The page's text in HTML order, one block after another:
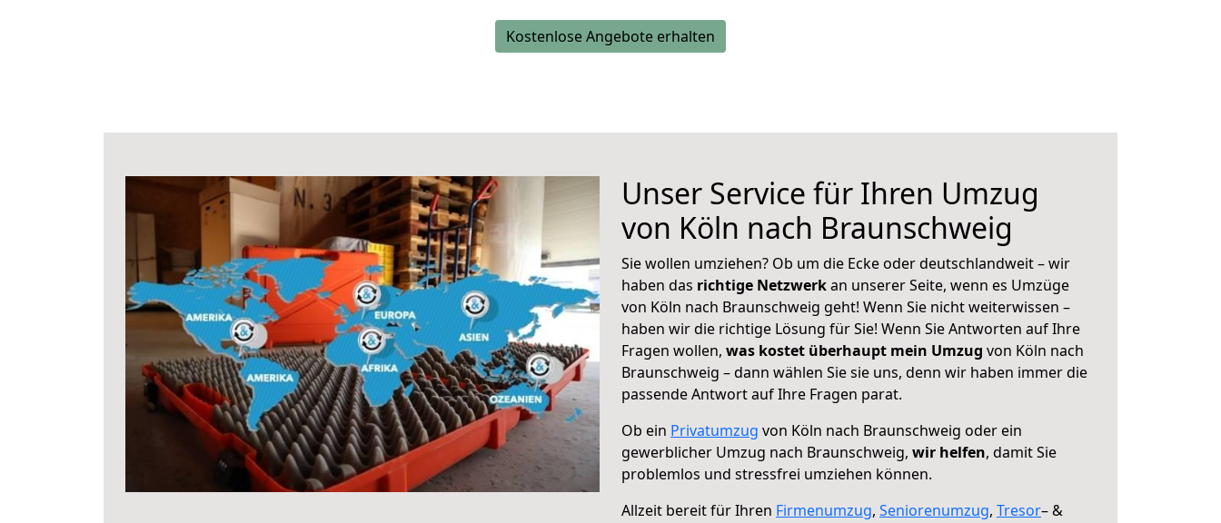
Kostenlose Angebote erhalten
Unser Service für Ihren Umzug
von Köln nach Braunschweig
Sie wollen umziehen? Ob um die Ecke oder deutschlandweit – wir
haben das richtige Netzwerkan unserer Seite, wenn es Umzüge
von Köln nach Braunschweig geht! Wenn Sie nicht weiterwissen –
haben wir die richtige Lösung für Sie! Wenn Sie Antworten auf Ihre
Fragen wollen, was kostet überhaupt mein Umzug von Köln nach
Braunschweig – dann wählen Sie sie uns, denn wir haben immer die
passende Antwort auf Ihre Fragen parat.
Ob ein Privatumzug von Köln nach Braunschweig oder ein
gewerblicher Umzug nach Braunschweig, wir helfen, damit Sie
problemlos und stressfrei umziehen können.
Allzeit bereit für Ihren Firmenumzug, Seniorenumzug, Tresor– &